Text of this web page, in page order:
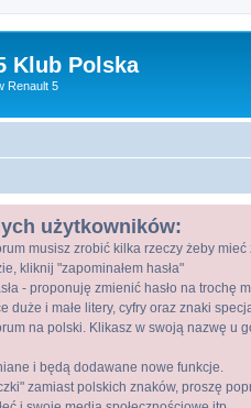
Klub Polska
Renault 5
użytkowników:
musisz zrobić kilka rzeczy żeby
kliknij "zapominałem hasła"
- proponuję zmienić hasło na trochę
duże i małe litery, cyfry oraz znaki
na polski. Klikasz w swoją nazwę
i będą dodawane nowe funkcje.
zamiast polskich znaków, proszę